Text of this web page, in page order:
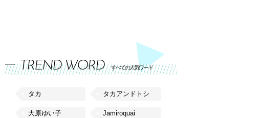
TREND WORD すべての人気ワード
タカ タカアンドトシ
大原ゆい子 Jamiroquai